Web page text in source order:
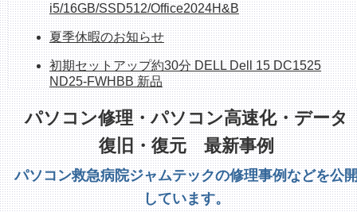
i5/16GB/SSD512/Office2024H&B
夏季休暇のお知らせ
初期セットアップ約30分 DELL Dell 15 DC1525
ND25-FWHBB 新品
持ち帰れます！ NEC PC-GE33EJYA2 512GB
SSD、16G、OfficeH&B
ホームページシステム更新作業中のお知らせ
整備済み中古デスクトップPC 販売中 富士通
ESPLIMO D586/M
パソコン修理・パソコン高速化・データ
復旧・復元 最新事例
パソコン救急病院ジャムテックの修理事例などを公
しています。